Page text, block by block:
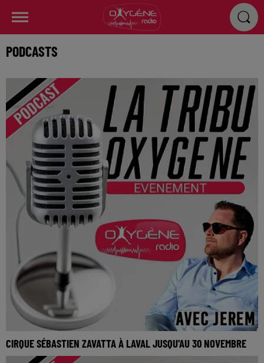
PODCASTS
CIRQUE SÉBASTIEN ZAVATTA À LAVAL JUSQU'AU 30 NOVEMBRE
La Tribu Oxygène By Jerem